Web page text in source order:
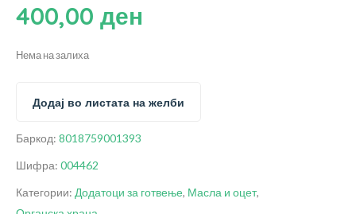
400,00 ден
Нема на залиха
Додај во листата на желби
Баркод: 8018759001393
Шифра: 004462
Категории: Додатоци за готвење, Масла и оцет,